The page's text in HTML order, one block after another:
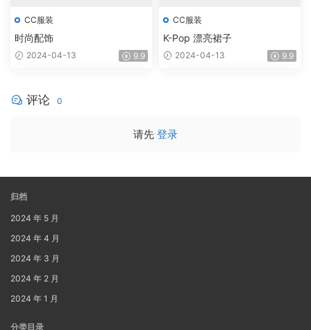
CC服装
时尚配饰
2024-04-13 9.9
CC服装
K-Pop 漂亮裙子
2024-04-13 9.9
评论 0
请先 登录
归档
2024 年 5 月
2024 年 4 月
2024 年 3 月
2024 年 2 月
2024 年 1 月
分类目录